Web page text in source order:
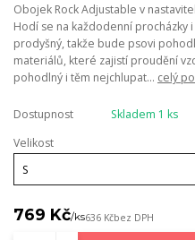
Obojek Rock Adjustable v
Hodí se na každodenní procházky
prodyšný, takže bude psovi
materiálů, které zajistí proudění
pohodlný i těm nejchlupat... celý
Dostupnost
Skladem 1 ks
Velikost
769 Kč/ks636 Kčbez DPH